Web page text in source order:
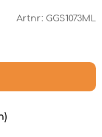
Artnr: GGS1073ML